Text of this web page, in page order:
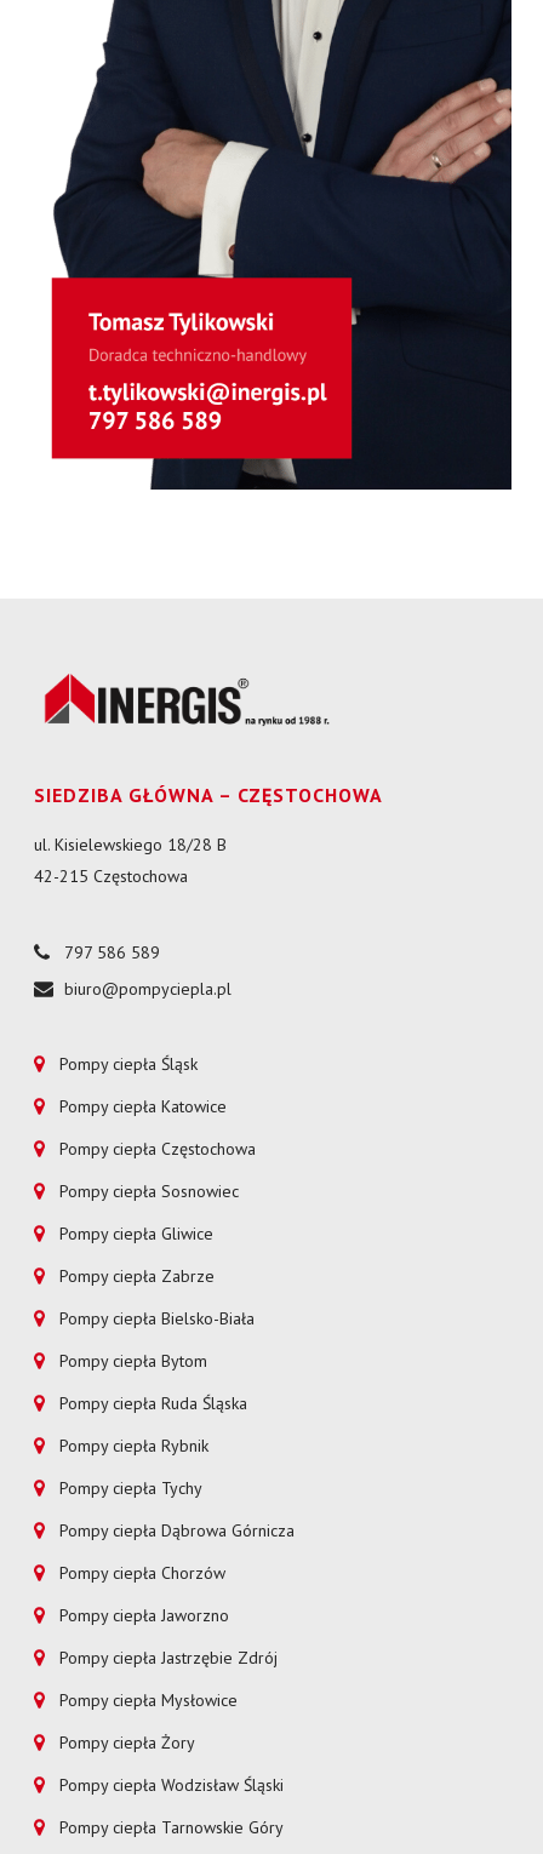
SIEDZIBA GŁÓWNA – CZĘSTOCHOWA
ul. Kisielewskiego 18/28 B
42-215 Częstochowa
797 586 589
biuro@pompyciepla.pl
Pompy ciepła Śląsk
Pompy ciepła Katowice
Pompy ciepła Częstochowa
Pompy ciepła Sosnowiec
Pompy ciepła Gliwice
Pompy ciepła Zabrze
Pompy ciepła Bielsko-Biała
Pompy ciepła Bytom
Pompy ciepła Ruda Śląska
Pompy ciepła Rybnik
Pompy ciepła Tychy
Pompy ciepła Dąbrowa Górnicza
Pompy ciepła Chorzów
Pompy ciepła Jaworzno
Pompy ciepła Jastrzębie Zdrój
Pompy ciepła Mysłowice
Pompy ciepła Żory
Pompy ciepła Wodzisław Śląski
Pompy ciepła Tarnowskie Góry